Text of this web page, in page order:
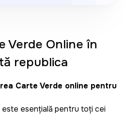
Verde Online în
republica
Carte Verde online pentru
este esențială pentru toți cei